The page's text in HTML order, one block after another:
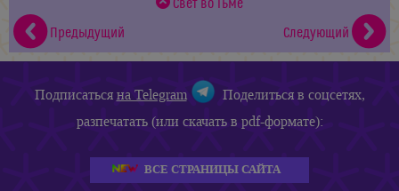
Свет во Тьме
Предыдущий
Следующий
Подписатьсяна Telegram
Поделиться в соцсетях,
разпечатать (или скачать в pdf-формате):
ВСЕ СТРАНИЦЫ САЙТА